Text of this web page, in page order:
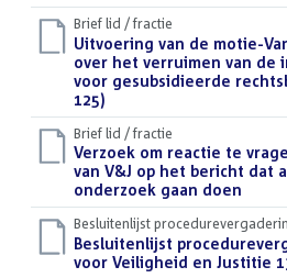
Brief lid / fractie
Download
bestand:
Uitvoering van de motie-
over het verruimen van de
voor gesubsidieerde
125)
Brief lid / fractie
Download
bestand:
Verzoek om reactie te
van V&J op het bericht dat
onderzoek gaan doen
Besluitenlijst
Download
bestand:
Besluitenlijst
voor Veiligheid en Justitie